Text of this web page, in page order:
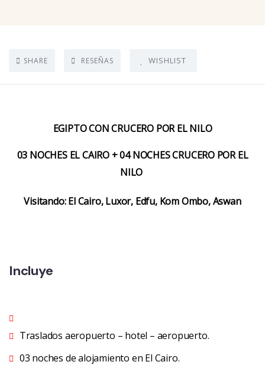
SHARE RESEÑAS WISHLIST
EGIPTO CON CRUCERO POR EL NILO
03 NOCHES EL CAIRO + 04 NOCHES CRUCERO POR EL
NILO
Visitando: El Cairo, Luxor, Edfu, Kom Ombo, Aswan
Incluye
Traslados aeropuerto – hotel – aeropuerto.
03 noches de alojamiento en El Cairo.